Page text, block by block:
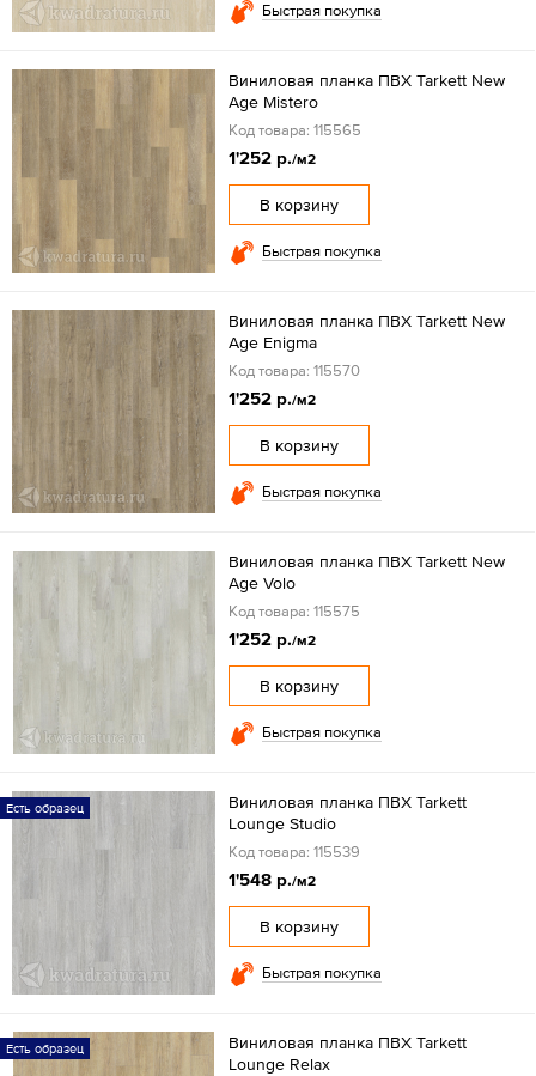
Быстрая покупка
Виниловая планка ПВХ Tarkett New
Age Mistero
Код товара: 115565
1'252 р./м2
В корзину
Быстрая покупка
Виниловая планка ПВХ Tarkett New
Age Enigma
Код товара: 115570
1'252 р./м2
В корзину
Быстрая покупка
Виниловая планка ПВХ Tarkett New
Age Volo
Код товара: 115575
1'252 р./м2
В корзину
Быстрая покупка
Есть образец
Виниловая планка ПВХ Tarkett
Lounge Studio
Код товара: 115539
1'548 р./м2
В корзину
Быстрая покупка
Есть образец
Виниловая планка ПВХ Tarkett
Lounge Relax